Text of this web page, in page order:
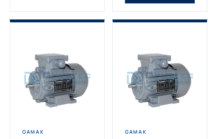
GAMAK GAMAK